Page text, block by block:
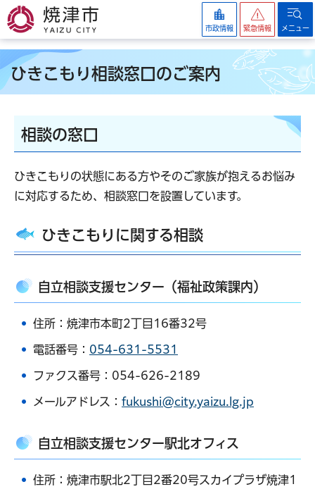
焼津市
市政情報 緊急情報 メニュー
ひきこもり相談窓口のご案内
相談の窓口
ひきこもりの状態にある方やそのご家族が抱えるお悩み
に対応するため、相談窓口を設置しています。
ひきこもりに関する相談
自立相談支援センター（福祉政策課内）
住所：焼津市本町2丁目16番32号
電話番号： 054-631-5531
ファクス番号：054-626-2189
メールアドレス： fukushi@city.yaizu.lg.jp
自立相談支援センター駅北オフィス
住所：焼津市駅北2丁目2番20号スカイプラザ焼津1